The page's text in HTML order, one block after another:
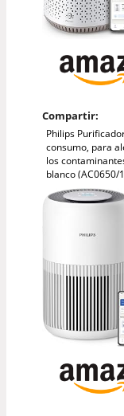
Compartir:
Philips
consumo, para
los
blanco (AC0650/